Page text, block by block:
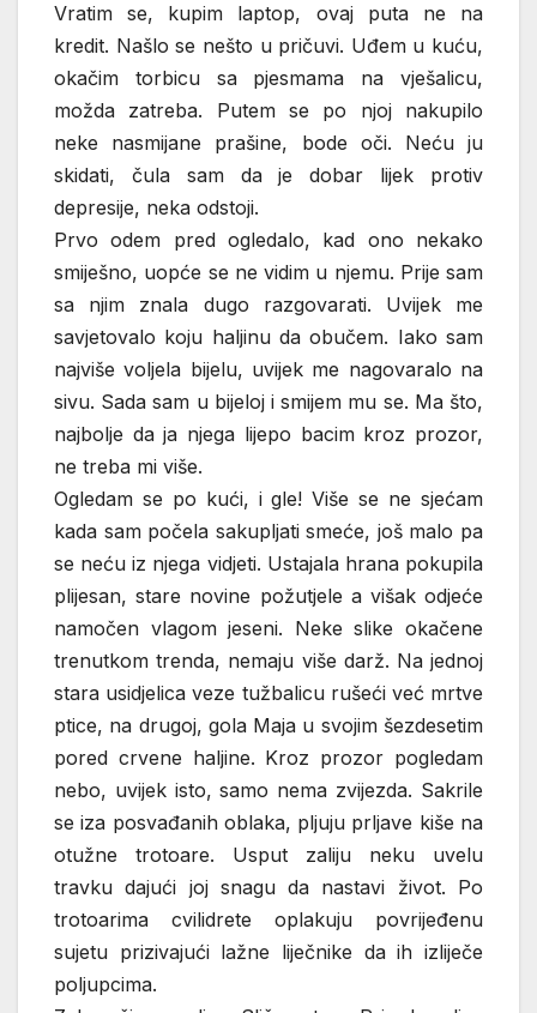
Vratim se, kupim laptop, ovaj puta ne na
kredit. Našlo se nešto u pričuvi. Uđem u kuću,
okačim torbicu sa pjesmama na vješalicu,
možda zatreba. Putem se po njoj nakupilo
neke nasmijane prašine, bode oči. Neću ju
skidati, čula sam da je dobar lijek protiv
depresije, neka odstoji.
Prvo odem pred ogledalo, kad ono nekako
smiješno, uopće se ne vidim u njemu. Prije sam
sa njim znala dugo razgovarati. Uvijek me
savjetovalo koju haljinu da obučem. Iako sam
najviše voljela bijelu, uvijek me nagovaralo na
sivu. Sada sam u bijeloj i smijem mu se. Ma što,
najbolje da ja njega lijepo bacim kroz prozor,
ne treba mi više.
Ogledam se po kući, i gle! Više se ne sjećam
kada sam počela sakupljati smeće, još malo pa
se neću iz njega vidjeti. Ustajala hrana pokupila
plijesan, stare novine požutjele a višak odjeće
namočen vlagom jeseni. Neke slike okačene
trenutkom trenda, nemaju više darž. Na jednoj
stara usidjelica veze tužbalicu rušeći već mrtve
ptice, na drugoj, gola Maja u svojim šezdesetim
pored crvene haljine. Kroz prozor pogledam
nebo, uvijek isto, samo nema zvijezda. Sakrile
se iza posvađanih oblaka, pljuju prljave kiše na
otužne trotoare. Usput zaliju neku uvelu
travku dajući joj snagu da nastavi život. Po
trotoarima cvilidrete oplakuju povrijeđenu
sujetu prizivajući lažne liječnike da ih izliječe
poljupcima.